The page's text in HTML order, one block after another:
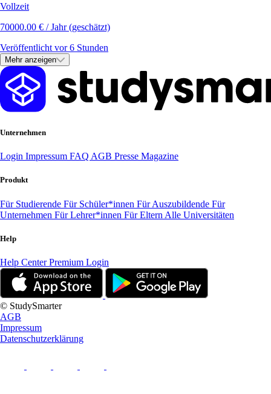
Vollzeit
70000.00 € / Jahr (geschätzt)
Veröffentlicht vor 6 Stunden
Mehr anzeigen
Unternehmen
Login Impressum FAQ AGB Presse Magazine
Produkt
Für Studierende Für Schüler*innen Für Auszubildende Für
Unternehmen Für Lehrer*innen Für Eltern Alle Universitäten
Help
Help CenterPremium Login
© StudySmarter
AGB
Impressum
Datenschutzerklärung